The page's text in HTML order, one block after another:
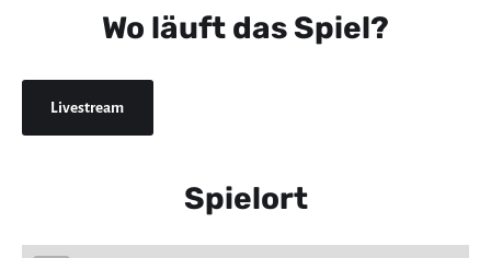
Wo läuft das Spiel?
Livestream
Spielort